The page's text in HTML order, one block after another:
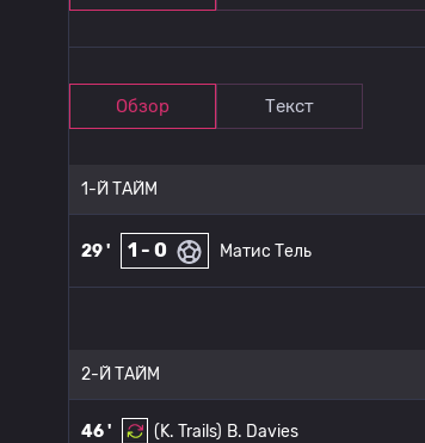
Обзор Текст
1-Й ТАЙМ
29 ' 1 - 0 Матис Тель
2-Й ТАЙМ
46 ' (K. Trails) B. Davies